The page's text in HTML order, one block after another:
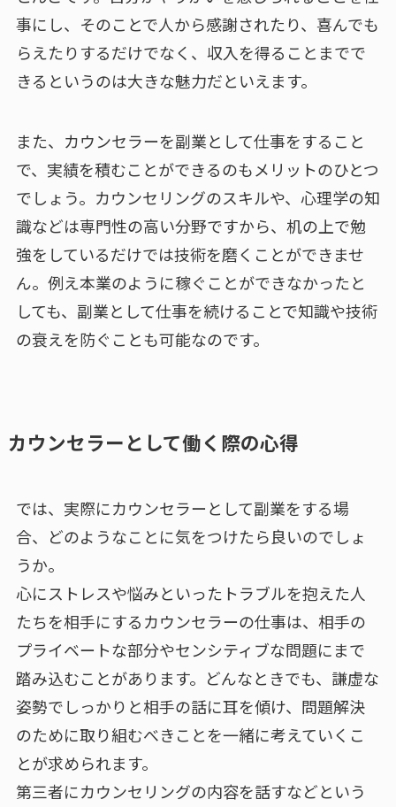
事にし、そのことで人から感謝されたり、喜んでも
らえたりするだけでなく、収入を得ることまでで
きるというのは大きな魅力だといえます。
また、カウンセラーを副業として仕事をすること
で、実績を積むことができるのもメリットのひとつ
でしょう。カウンセリングのスキルや、心理学の知
識などは専門性の高い分野ですから、机の上で勉
強をしているだけでは技術を磨くことができませ
ん。例え本業のように稼ぐことができなかったと
しても、副業として仕事を続けることで知識や技術
の衰えを防ぐことも可能なのです。
カウンセラーとして働く際の心得
では、実際にカウンセラーとして副業をする場
合、どのようなことに気をつけたら良いのでしょ
うか。
心にストレスや悩みといったトラブルを抱えた人
たちを相手にするカウンセラーの仕事は、相手の
プライベートな部分やセンシティブな問題にまで
踏み込むことがあります。どんなときでも、謙虚な
姿勢でしっかりと相手の話に耳を傾け、問題解決
のために取り組むべきことを一緒に考えていくこ
とが求められます。
第三者にカウンセリングの内容を話すなどという